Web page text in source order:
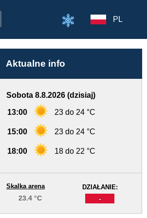
PL
Aktualne info
Sobota 8.8.2026 (dzisiaj)
13:00 23 do 24 °C
15:00 23 do 24 °C
18:00 18 do 22 °C
DZIAŁANIE:
-
Skalka arena
23.4 °C